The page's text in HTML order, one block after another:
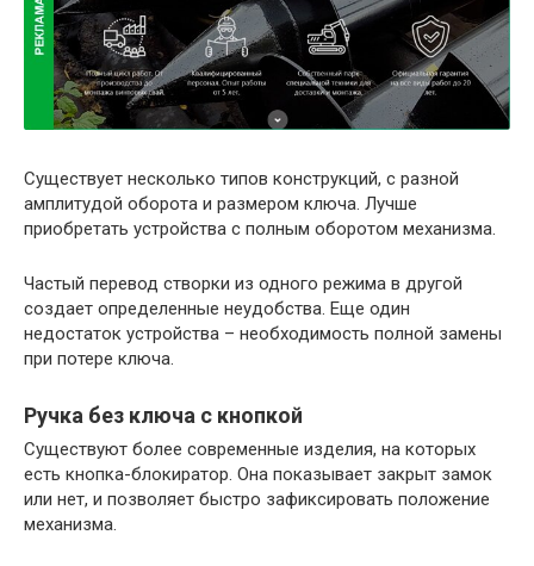
Существует несколько типов конструкций, с разной
амплитудой оборота и размером ключа. Лучше
приобретать устройства с полным оборотом механизма.
Частый перевод створки из одного режима в другой
создает определенные неудобства. Еще один
недостаток устройства – необходимость полной замены
при потере ключа.
Ручка без ключа с кнопкой
Существуют более современные изделия, на которых
есть кнопка-блокиратор. Она показывает закрыт замок
или нет, и позволяет быстро зафиксировать положение
механизма.